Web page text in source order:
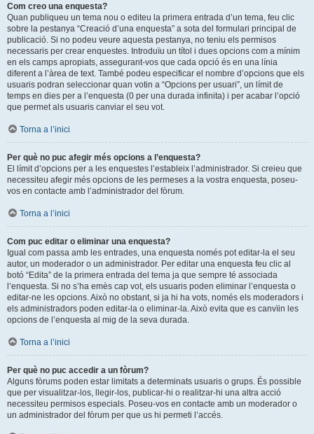
Com creo una enquesta?
Quan publiqueu un tema nou o editeu la primera entrada d’un tema, feu clic
sobre la pestanya “Creació d’una enquesta” a sota del formulari principal de
publicació. Si no podeu veure aquesta pestanya, no teniu els permisos
necessaris per crear enquestes. Introduïu un títol i dues opcions com a mínim
en els camps apropiats, assegurant-vos que cada opció és en una línia
diferent a l’àrea de text. També podeu especificar el nombre d’opcions que els
usuaris podran seleccionar quan votin a “Opcions per usuari”, un límit de
temps en dies per a l’enquesta (0 per una durada infinita) i per acabar l’opció
que permet als usuaris canviar el seu vot.
Torna a l’inici
Per què no puc afegir més opcions a l’enquesta?
El límit d’opcions per a les enquestes l’estableix l’administrador. Si creieu que
necessiteu afegir més opcions de les permeses a la vostra enquesta, poseu-
vos en contacte amb l’administrador del fòrum.
Torna a l’inici
Com puc editar o eliminar una enquesta?
Igual com passa amb les entrades, una enquesta només pot editar-la el seu
autor, un moderador o un administrador. Per editar una enquesta feu clic al
botó “Edita” de la primera entrada del tema ja que sempre té associada
l’enquesta. Si no s’ha emès cap vot, els usuaris poden eliminar l’enquesta o
editar-ne les opcions. Això no obstant, si ja hi ha vots, només els moderadors i
els administradors poden editar-la o eliminar-la. Això evita que es canvïin les
opcions de l’enquesta al mig de la seva durada.
Torna a l’inici
Per què no puc accedir a un fòrum?
Alguns fòrums poden estar limitats a determinats usuaris o grups. És possible
que per visualitzar-los, llegir-los, publicar-hi o realitzar-hi una altra acció
necessiteu permisos especials. Poseu-vos en contacte amb un moderador o
un administrador del fòrum per que us hi permeti l’accés.